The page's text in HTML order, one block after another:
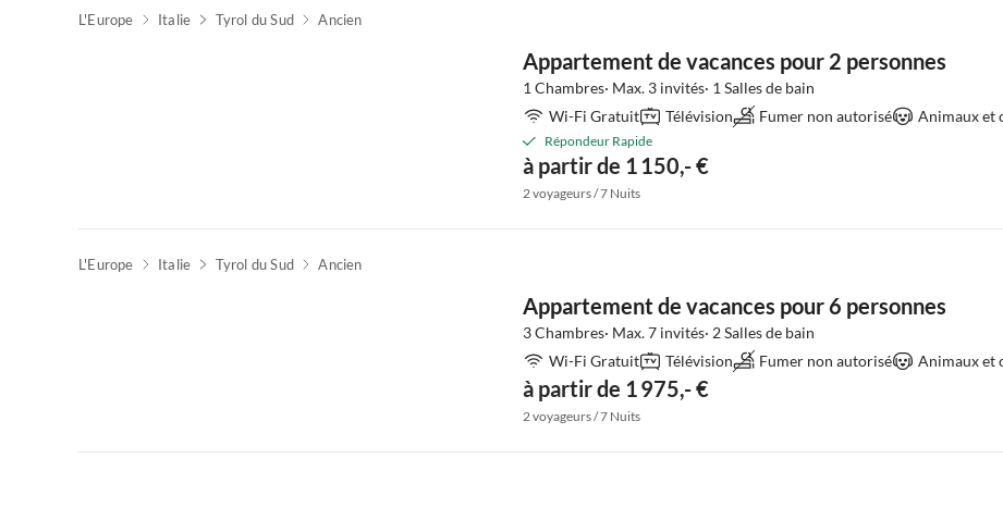
L'Europe Italie Tyrol du Sud Ancien
Appartement de vacances pour 2 personnes
1 Chambres· Max. 3 invités· 1 Salles de bain
Wi-Fi Gratuit
Télévision Fumer non autorisé Animaux et
Répondeur Rapide
à partir de 1 150,- €
2 voyageurs / 7 Nuits
L'Europe Italie Tyrol du Sud Ancien
Appartement de vacances pour 6 personnes
3 Chambres· Max. 7 invités· 2 Salles de bain
Wi-Fi Gratuit
Télévision Fumer non autorisé Animaux et
à partir de 1 975,- €
2 voyageurs / 7 Nuits